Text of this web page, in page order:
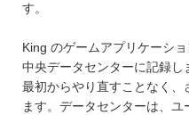
す。
King のゲームアプリケーシ
中央データセンターに記録し
最初からやり直すことなく、
ます。データセンターは、